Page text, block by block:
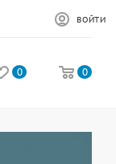
ВОЙТИ
0 0